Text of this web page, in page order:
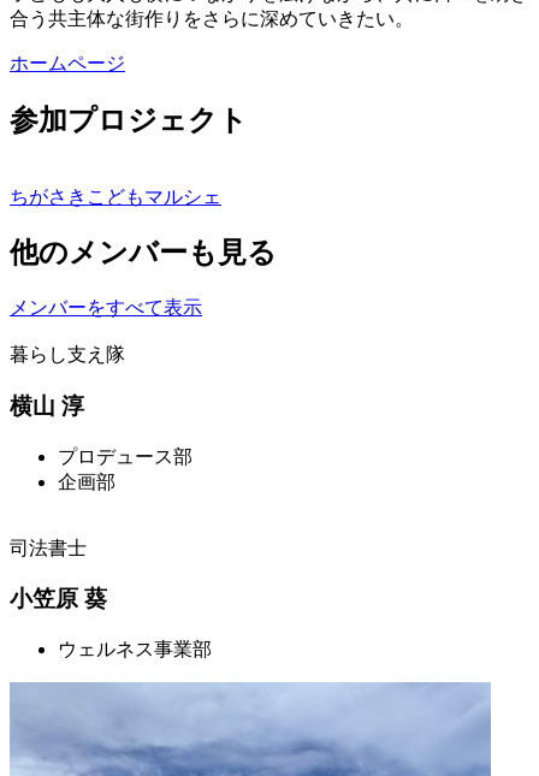
合う共主体な街作りをさらに深めていきたい。
ホームページ
参加プロジェクト
ちがさきこどもマルシェ
他のメンバーも見る
メンバーをすべて表示
暮らし支え隊
横山 淳
プロデュース部
企画部
司法書士
小笠原 葵
ウェルネス事業部